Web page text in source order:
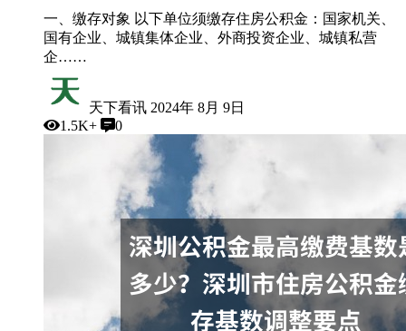
一、缴存对象 以下单位须缴存住房公积金：国家机关、
国有企业、城镇集体企业、外商投资企业、城镇私营
企……
天下看讯 2024年 8月 9日
1.5K+
0